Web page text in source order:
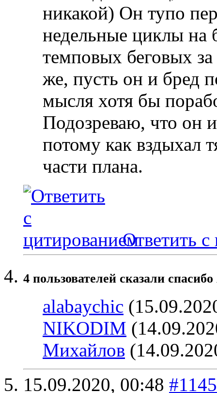
никакой) Он тупо
недельные циклы на
темповых беговых
же, пусть он и бред
мысля хотя бы
Подозреваю, что он
потому как вздыхал
части плана.
Ответить с
4 пользователей сказали
alabaychic
NIKODIM
Михайлов
15.09.2020, 00:48